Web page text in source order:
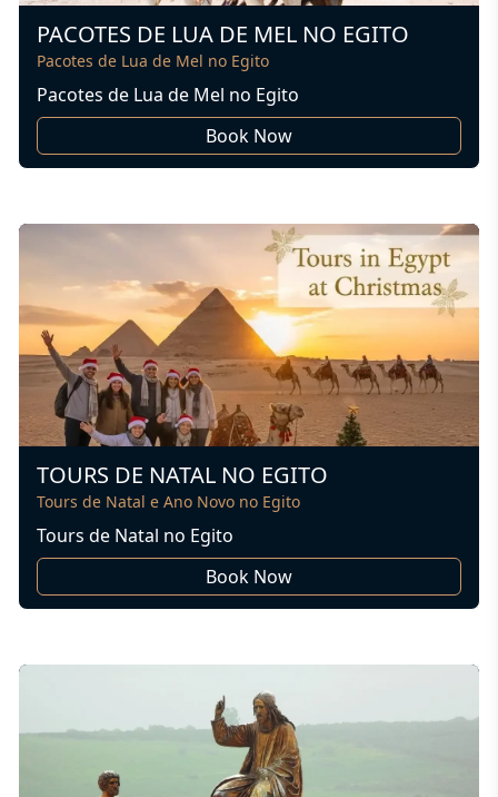
PACOTES DE LUA DE MEL NO EGITO
Pacotes de Lua de Mel no Egito
Pacotes de Lua de Mel no Egito
Book Now
TOURS DE NATAL NO EGITO
Tours de Natal e Ano Novo no Egito
Tours de Natal no Egito
Book Now